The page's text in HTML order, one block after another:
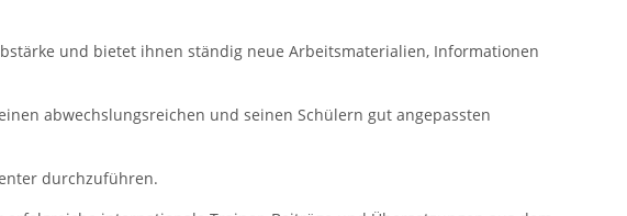
und bietet ihnen ständig neue Arbeitsmaterialien, Informationen
abwechslungsreichen und seinen Schülern gut angepassten
durchzuführen.